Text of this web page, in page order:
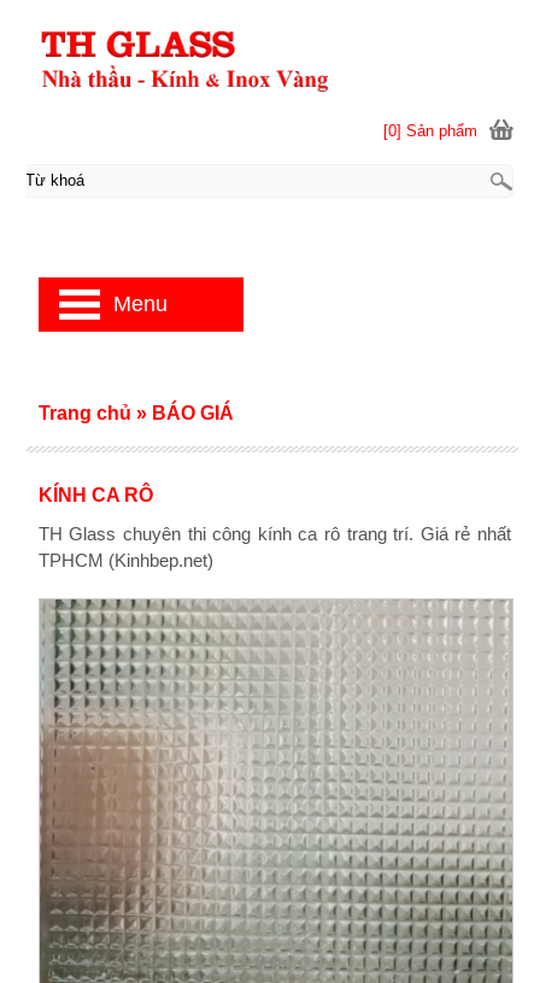
KÍNH CA RÔ
TH Glass chuyên thi công kính ca rô trang trí. Giá rẻ nhất
TPHCM (Kinhbep.net)
Trang chủ » BÁO GIÁ
[0] Sản phẩm
Menu